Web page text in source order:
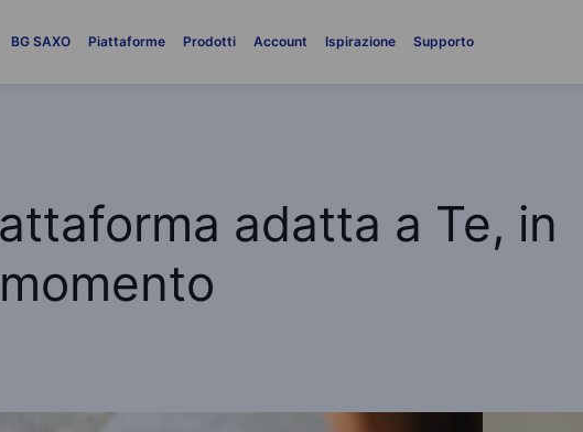
BG SAXO Piattaforme Prodotti Account Ispirazione Supporto
adatta a Te, in